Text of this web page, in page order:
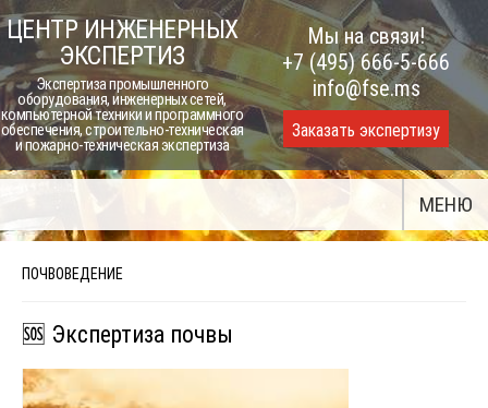
Skip
to
content
ЦЕНТР ИНЖЕНЕРНЫХ
ЭКСПЕРТИЗ
Экспертиза промышленного
оборудования, инженерных сетей,
компьютерной техники и программного
обеспечения, строительно-техническая
и пожарно-техническая экспертиза
Мы на связи!
+7 (495) 666-5-666
info@fse.ms
Заказать экспертизу
МЕНЮ
ПОЧВОВЕДЕНИЕ
🆘 Экспертиза почвы